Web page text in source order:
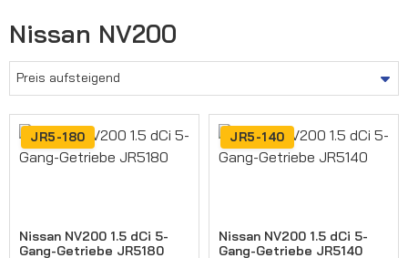
Nissan NV200
JR5-180
Nissan NV200 1.5 dCi 5-
Gang-Getriebe JR5180
JR5-140
Nissan NV200 1.5 dCi 5-
Gang-Getriebe JR5140